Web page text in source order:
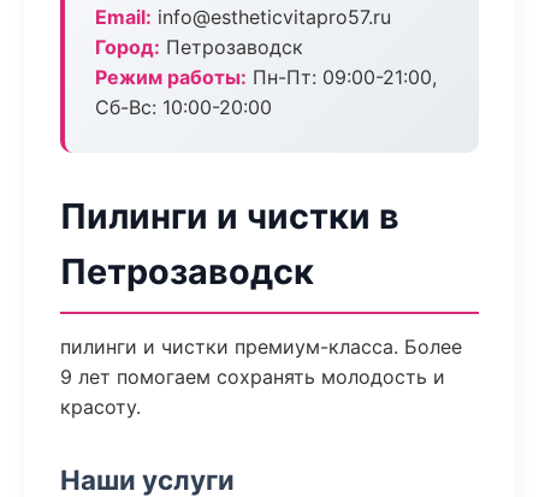
Email: info@estheticvitapro57.ru
Город: Петрозаводск
Режим работы: Пн-Пт: 09:00-21:00,
Сб-Вс: 10:00-20:00
Пилинги и чистки в
Петрозаводск
пилинги и чистки премиум-класса. Более
9 лет помогаем сохранять молодость и
красоту.
Наши услуги